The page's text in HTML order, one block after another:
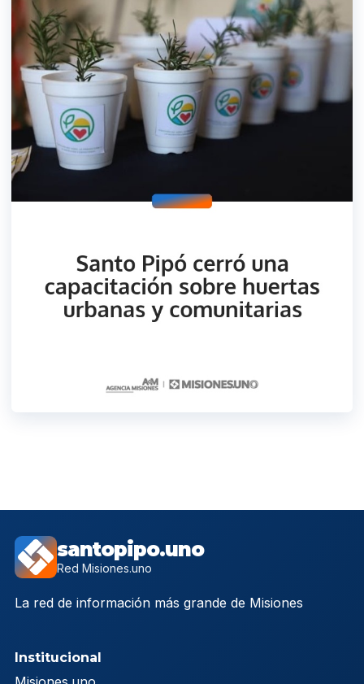
santopipo.uno
Red Misiones.uno
La red de información más grande de Misiones
Institucional